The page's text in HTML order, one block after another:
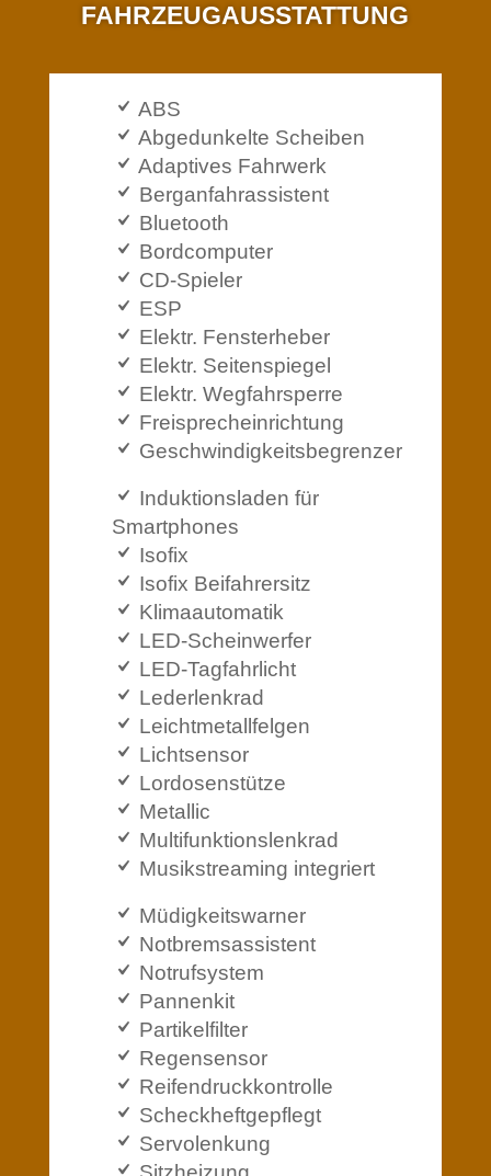
FAHRZEUG­AUSSTATTUNG
ABS
Abgedunkelte Scheiben
Adaptives Fahrwerk
Berganfahrassistent
Bluetooth
Bordcomputer
CD-Spieler
ESP
Elektr. Fensterheber
Elektr. Seitenspiegel
Elektr. Wegfahrsperre
Freisprecheinrichtung
Geschwindigkeitsbegrenzer
Induktionsladen für
Smartphones
Isofix
Isofix Beifahrersitz
Klimaautomatik
LED-Scheinwerfer
LED-Tagfahrlicht
Lederlenkrad
Leichtmetallfelgen
Lichtsensor
Lordosenstütze
Metallic
Multifunktionslenkrad
Musikstreaming integriert
Müdigkeitswarner
Notbremsassistent
Notrufsystem
Pannenkit
Partikelfilter
Regensensor
Reifendruckkontrolle
Scheckheftgepflegt
Servolenkung